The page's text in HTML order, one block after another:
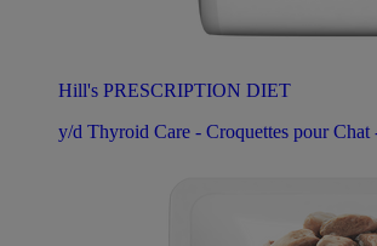
Hill's PRESCRIPTION DIET
y/d Thyroid Care - Croquettes pour Chat